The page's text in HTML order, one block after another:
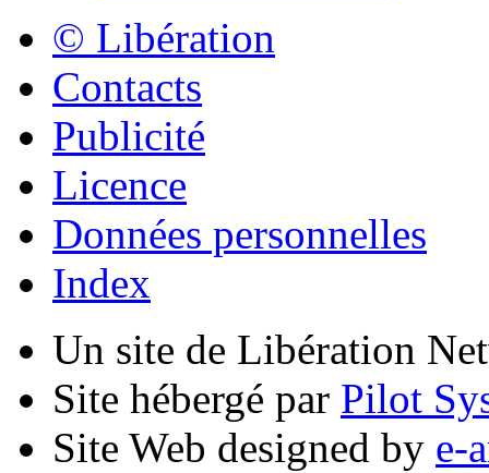
© Libération
Contacts
Publicité
Licence
Données personnelles
Index
Un site de Libération
Site hébergé par Pilot
Site Web designed by e-